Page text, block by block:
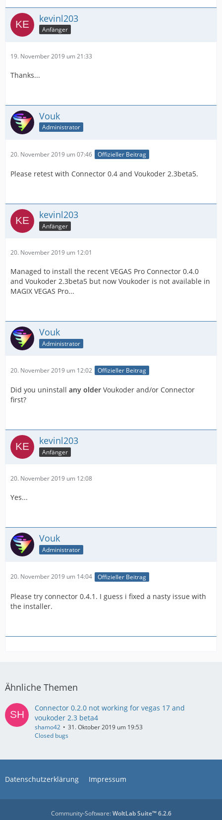
kevinl203
Anfänger
19. November 2019 um 21:33
Thanks...
Vouk
Administrator
20. November 2019 um 07:46 Offizieller Beitrag
Please retest with Connector 0.4 and Voukoder 2.3beta5.
kevinl203
Anfänger
20. November 2019 um 12:01
Managed to install the recent VEGAS Pro Connector 0.4.0
and Voukoder 2.3beta5 but now Voukoder is not available in
MAGIX VEGAS Pro...
Vouk
Administrator
20. November 2019 um 12:02 Offizieller Beitrag
Did you uninstall any older Voukoder and/or Connector
first?
kevinl203
Anfänger
20. November 2019 um 12:08
Yes...
Vouk
Administrator
20. November 2019 um 14:04 Offizieller Beitrag
Please try connector 0.4.1. I guess i fixed a nasty issue with
the installer.
Ähnliche Themen
Connector 0.2.0 not working for vegas 17 and
voukoder 2.3 beta4
shamo42
31. Oktober 2019 um 19:53
Closed bugs
Datenschutzerklärung Impressum
Community-Software:WoltLab Suite™ 6.2.6